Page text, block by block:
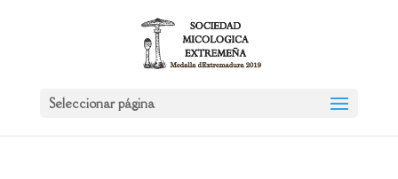
Seleccionar página